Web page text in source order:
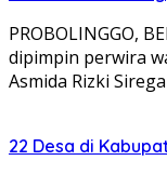
PROBOLINGGO,
dipimpin perwira
Asmida Rizki
22 Desa di